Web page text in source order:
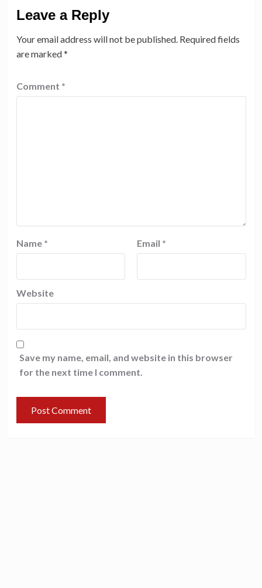
Leave a Reply
Your email address will not be published. Required fields
are marked*
Comment *
Name * Email *
Website
Save my name, email, and website in this browser
for the next time I comment.